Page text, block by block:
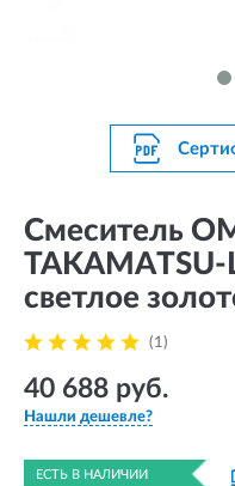
Смеситель
светлое
(1)
40 688 руб.
Нашли дешевле?
ЕСТЬ В НАЛИЧИИ